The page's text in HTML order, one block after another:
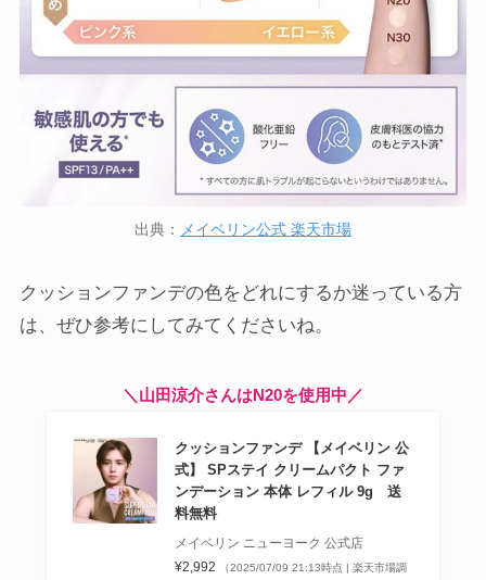
出典： メイベリン公式 楽天市場
クッションファンデの色をどれにするか迷っている方
は、ぜひ参考にしてみてくださいね。
＼山田涼介さんはN20を使用中／
クッションファンデ 【メイベリン 公
式】 SPステイ クリームパクト ファ
ンデーション 本体 レフィル 9g 送
料無料
メイベリン ニューヨーク 公式店
¥2,992
（2025/07/09 21:13時点 | 楽天市場調